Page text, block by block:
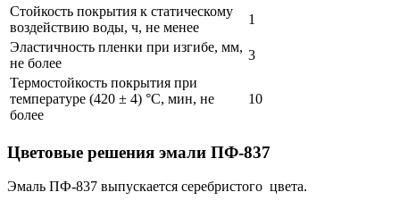
Стойкость покрытия к статическому
воздействию воды, ч, не менее
1
Эластичность пленки при изгибе, мм,
не более
3
Термостойкость покрытия при
температуре (420 ± 4) °C, мин, не
более
10
Цветовые решения эмали ПФ-837
Эмаль ПФ-837 выпускается серебристого цвета.